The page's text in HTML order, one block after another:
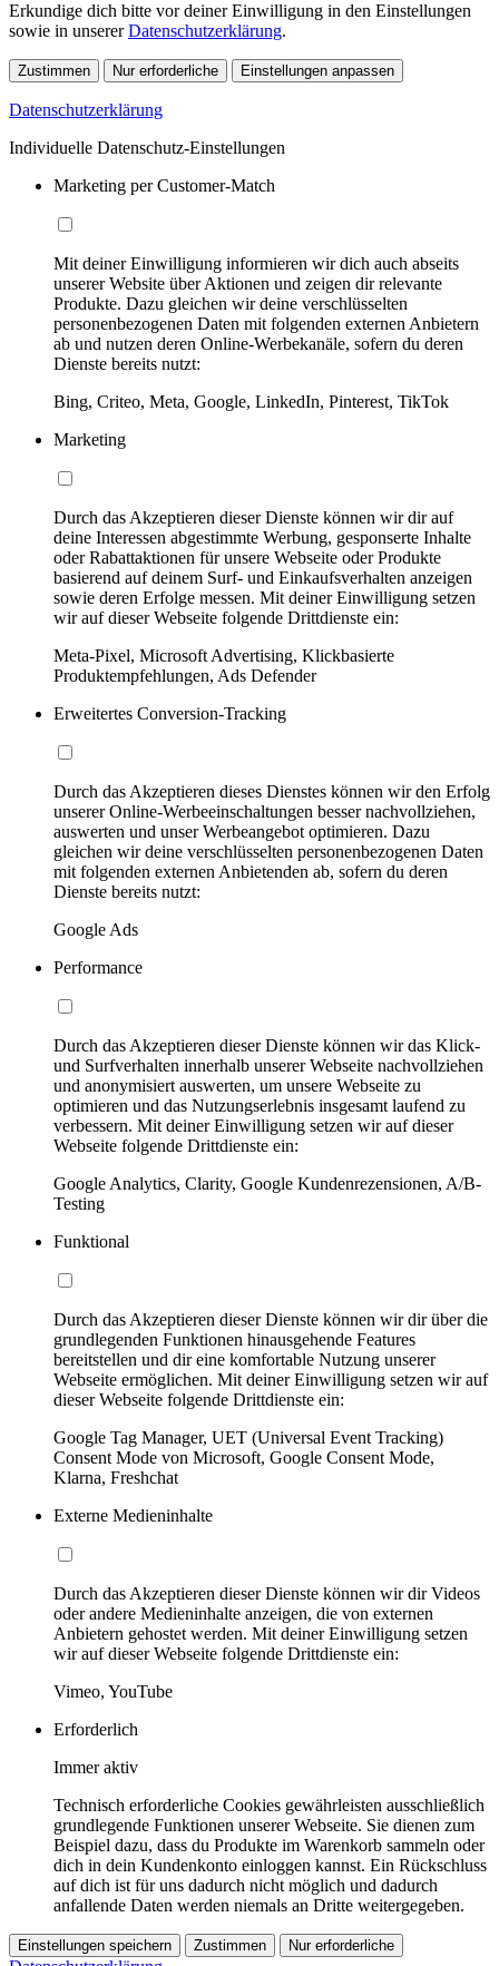
Erkundige dich bitte vor deiner Einwilligung in den Einstellungen
sowie in unsererDatenschutzerklärung.
Zustimmen Nur erforderliche Einstellungen anpassen
Datenschutzerklärung
Individuelle Datenschutz-Einstellungen
Marketing per Customer-Match
Mit deiner Einwilligung informieren wir dich auch abseits
unserer Website über Aktionen und zeigen dir relevante
Produkte. Dazu gleichen wir deine verschlüsselten
personenbezogenen Daten mit folgenden externen Anbietern
ab und nutzen deren Online-Werbekanäle, sofern du deren
Dienste bereits nutzt:
Bing, Criteo, Meta, Google, LinkedIn, Pinterest, TikTok
Marketing
Durch das Akzeptieren dieser Dienste können wir dir auf
deine Interessen abgestimmte Werbung, gesponserte Inhalte
oder Rabattaktionen für unsere Webseite oder Produkte
basierend auf deinem Surf- und Einkaufsverhalten anzeigen
sowie deren Erfolge messen. Mit deiner Einwilligung setzen
wir auf dieser Webseite folgende Drittdienste ein:
Meta-Pixel, Microsoft Advertising, Klickbasierte
Produktempfehlungen, Ads Defender
Erweitertes Conversion-Tracking
Durch das Akzeptieren dieses Dienstes können wir den Erfolg
unserer Online-Werbeeinschaltungen besser nachvollziehen,
auswerten und unser Werbeangebot optimieren. Dazu
gleichen wir deine verschlüsselten personenbezogenen Daten
mit folgenden externen Anbietenden ab, sofern du deren
Dienste bereits nutzt:
Google Ads
Performance
Durch das Akzeptieren dieser Dienste können wir das Klick-
und Surfverhalten innerhalb unserer Webseite nachvollziehen
und anonymisiert auswerten, um unsere Webseite zu
optimieren und das Nutzungserlebnis insgesamt laufend zu
verbessern. Mit deiner Einwilligung setzen wir auf dieser
Webseite folgende Drittdienste ein:
Google Analytics, Clarity, Google Kundenrezensionen, A/B-
Testing
Funktional
Durch das Akzeptieren dieser Dienste können wir dir über die
grundlegenden Funktionen hinausgehende Features
bereitstellen und dir eine komfortable Nutzung unserer
Webseite ermöglichen. Mit deiner Einwilligung setzen wir auf
dieser Webseite folgende Drittdienste ein:
Google Tag Manager, UET (Universal Event Tracking)
Consent Mode von Microsoft, Google Consent Mode,
Klarna, Freshchat
Externe Medieninhalte
Durch das Akzeptieren dieser Dienste können wir dir Videos
oder andere Medieninhalte anzeigen, die von externen
Anbietern gehostet werden. Mit deiner Einwilligung setzen
wir auf dieser Webseite folgende Drittdienste ein:
Vimeo, YouTube
Erforderlich
Immer aktiv
Technisch erforderliche Cookies gewährleisten ausschließlich
grundlegende Funktionen unserer Webseite. Sie dienen zum
Beispiel dazu, dass du Produkte im Warenkorb sammeln oder
dich in dein Kundenkonto einloggen kannst. Ein Rückschluss
auf dich ist für uns dadurch nicht möglich und dadurch
anfallende Daten werden niemals an Dritte weitergegeben.
Einstellungen speichern Zustimmen Nur erforderliche